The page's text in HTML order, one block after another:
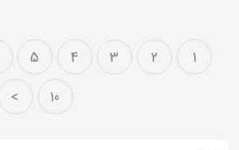
1
2
3
4
5
10
>